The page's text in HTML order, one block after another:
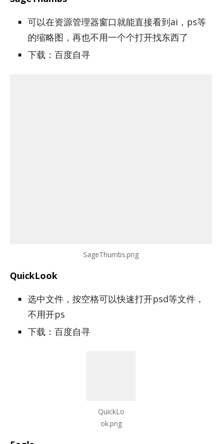
可以在资源管理器窗口就能直接看到ai，ps等
的缩略图，再也不用一个个打开找东西了
下载：百度自寻
SageThumbs.png
QuickLook
选中文件，按空格可以快速打开psd等文件，
不用开ps
下载：百度自寻
QuickLo
ok.png